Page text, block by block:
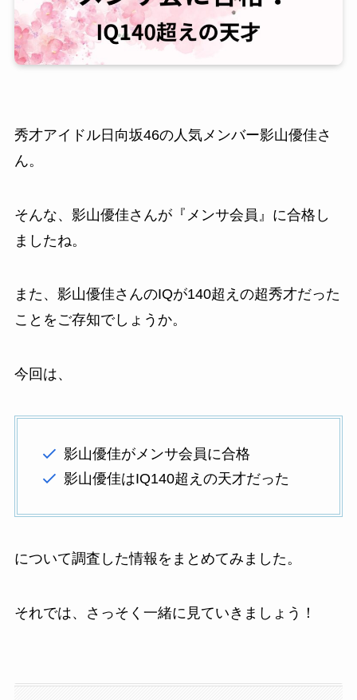
秀才アイドル日向坂46の人気メンバー影山優佳さ
ん。
そんな、影山優佳さんが『メンサ会員』に合格し
ましたね。
また、影山優佳さんのIQが140超えの超秀才だった
ことをご存知でしょうか。
今回は、
影山優佳がメンサ会員に合格
影山優佳はIQ140超えの天才だった
について調査した情報をまとめてみました。
それでは、さっそく一緒に見ていきましょう！